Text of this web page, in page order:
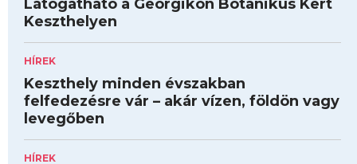
Látogatható a Georgikon Botanikus Kert
Keszthelyen
HÍREK
Keszthely minden évszakban
felfedezésre vár – akár vízen, földön vagy
levegőben
HÍREK